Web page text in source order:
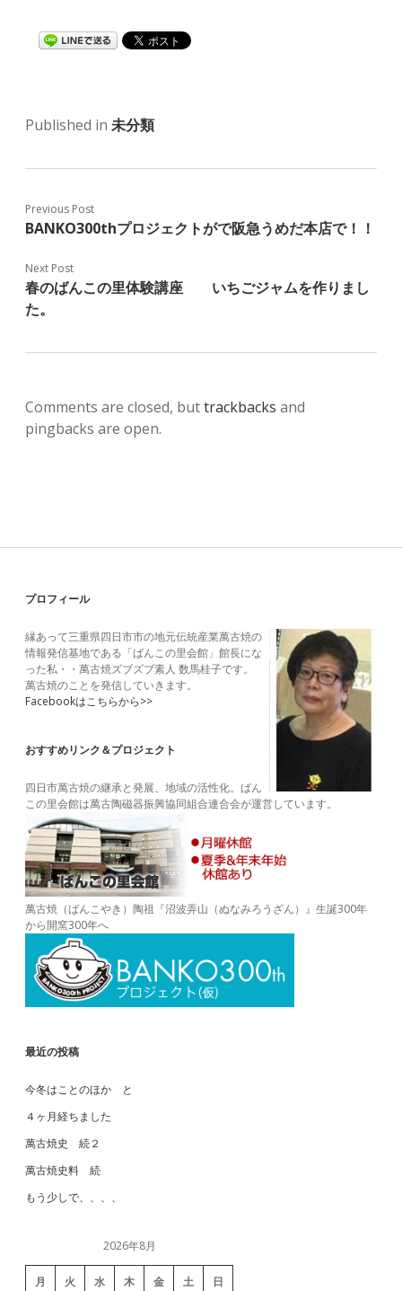
Published in 未分類
Previous Post
BANKO300thプロジェクトがで阪急うめだ本店で！！
Next Post
春のばんこの里体験講座 いちごジャムを作りまし
た。
Comments are closed, buttrackbacks and
pingbacks are open.
Sidebar
プロフィール
縁あって三重県四日市市の地元伝統産業萬古焼の
情報発信基地である「ばんこの里会館」館長にな
った私・・萬古焼ズブズブ素人 数馬桂子です。
萬古焼のことを発信していきます。
Facebookはこちらから>>
おすすめリンク＆プロジェクト
四日市萬古焼の継承と発展、地域の活性化。ばん
この里会館は萬古陶磁器振興協同組合連合会が運営しています。
萬古焼（ばんこやき）陶祖『沼波弄山（ぬなみろうざん）』生誕300年
から開窯300年へ
最近の投稿
今冬はことのほか と
４ヶ月経ちました
萬古焼史 続２
萬古焼史料 続
もう少しで、、、、
2026年8月
月 火 水 木 金 土 日